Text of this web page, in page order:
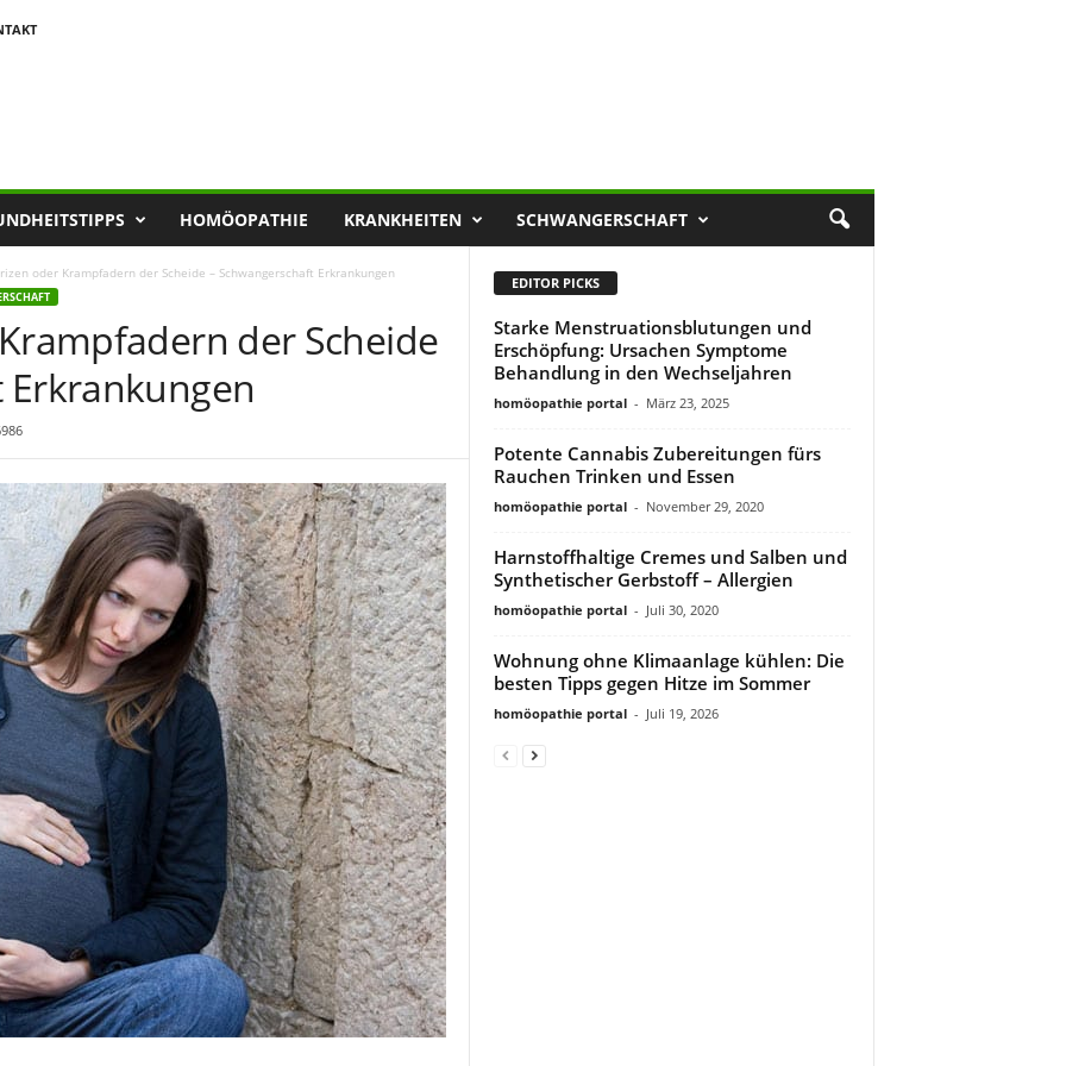
HOMÖOPATHIE KRANKHEITEN SCHWANGERSCHAFT
oder Krampfadern der Scheide – Schwangerschaft Erkrankungen
der Scheide
Erkrankungen
EDITOR PICKS
Starke Menstruationsblutungen und
Erschöpfung: Ursachen Symptome
Behandlung in den Wechseljahren
homöopathie portal - März 23, 2025
Potente Cannabis Zubereitungen fürs
Rauchen Trinken und Essen
homöopathie portal - November 29, 2020
Harnstoffhaltige Cremes und Salben und
Synthetischer Gerbstoff – Allergien
homöopathie portal - Juli 30, 2020
Wohnung ohne Klimaanlage kühlen: Die
besten Tipps gegen Hitze im Sommer
homöopathie portal - Juli 19, 2026